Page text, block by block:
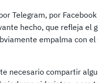
Telegram, por
hecho, que refleja el
empalma con
necesario compartir